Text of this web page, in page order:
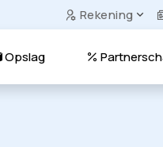
Rekening
Opslag